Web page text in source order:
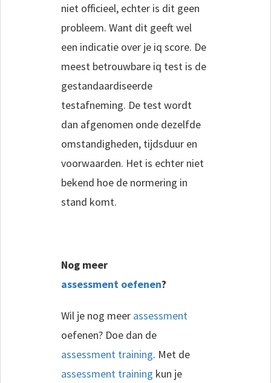
niet officieel, echter is dit geen
probleem. Want dit geeft wel
een indicatie over je iq score. De
meest betrouwbare iq test is de
gestandaardiseerde
testafneming. De test wordt
dan afgenomen onde dezelfde
omstandigheden, tijdsduur en
voorwaarden. Het is echter niet
bekend hoe de normering in
stand komt.
Nog meer
assessment oefenen?
Wil je nog meer assessment
oefenen? Doe dan de
assessment training. Met de
assessment training kun je